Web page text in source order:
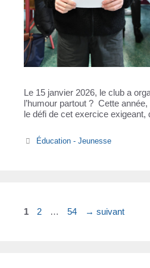
Le 15 janvier 2026, le club a
l’humour partout ? Cette
le défi de cet exercice
Catégories
Éducation - Jeunesse
Page
1 Page
2 … Page
54 → suivant